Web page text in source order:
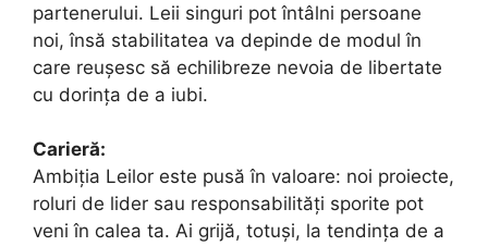
partenerului. Leii singuri pot întâlni persoane
noi, însă stabilitatea va depinde de modul în
care reușesc să echilibreze nevoia de libertate
cu dorința de a iubi.
Carieră:
Ambiția Leilor este pusă în valoare: noi proiecte,
roluri de lider sau responsabilități sporite pot
veni în calea ta. Ai grijă, totuși, la tendința de a